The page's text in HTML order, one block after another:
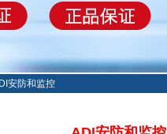
安防和监控